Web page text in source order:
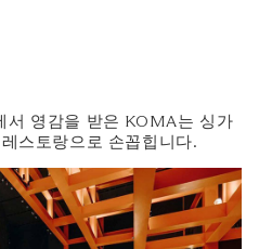
서 영감을 받은 KOMA는 싱가
스토랑으로 손꼽힙니다.